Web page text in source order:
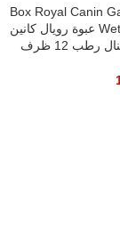
Box Royal Canin
Wet Food 12 pcs عبوة رويال كانين
رطب 12 ظرف